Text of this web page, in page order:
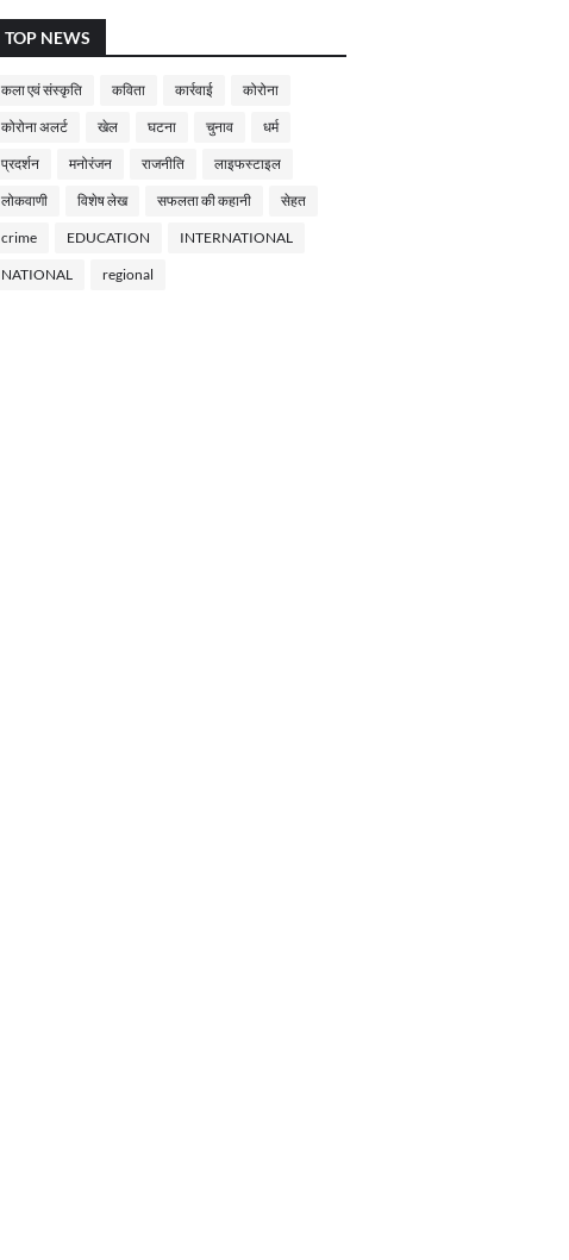
TOP NEWS
कला एवं संस्कृति कविता कार्रवाई कोरोना
कोरोना अलर्ट खेल घटना चुनाव धर्म
प्रदर्शन मनोरंजन राजनीति लाइफस्टाइल
लोकवाणी विशेष लेख सफलता की कहानी सेहत
crime EDUCATION INTERNATIONAL
NATIONAL regional